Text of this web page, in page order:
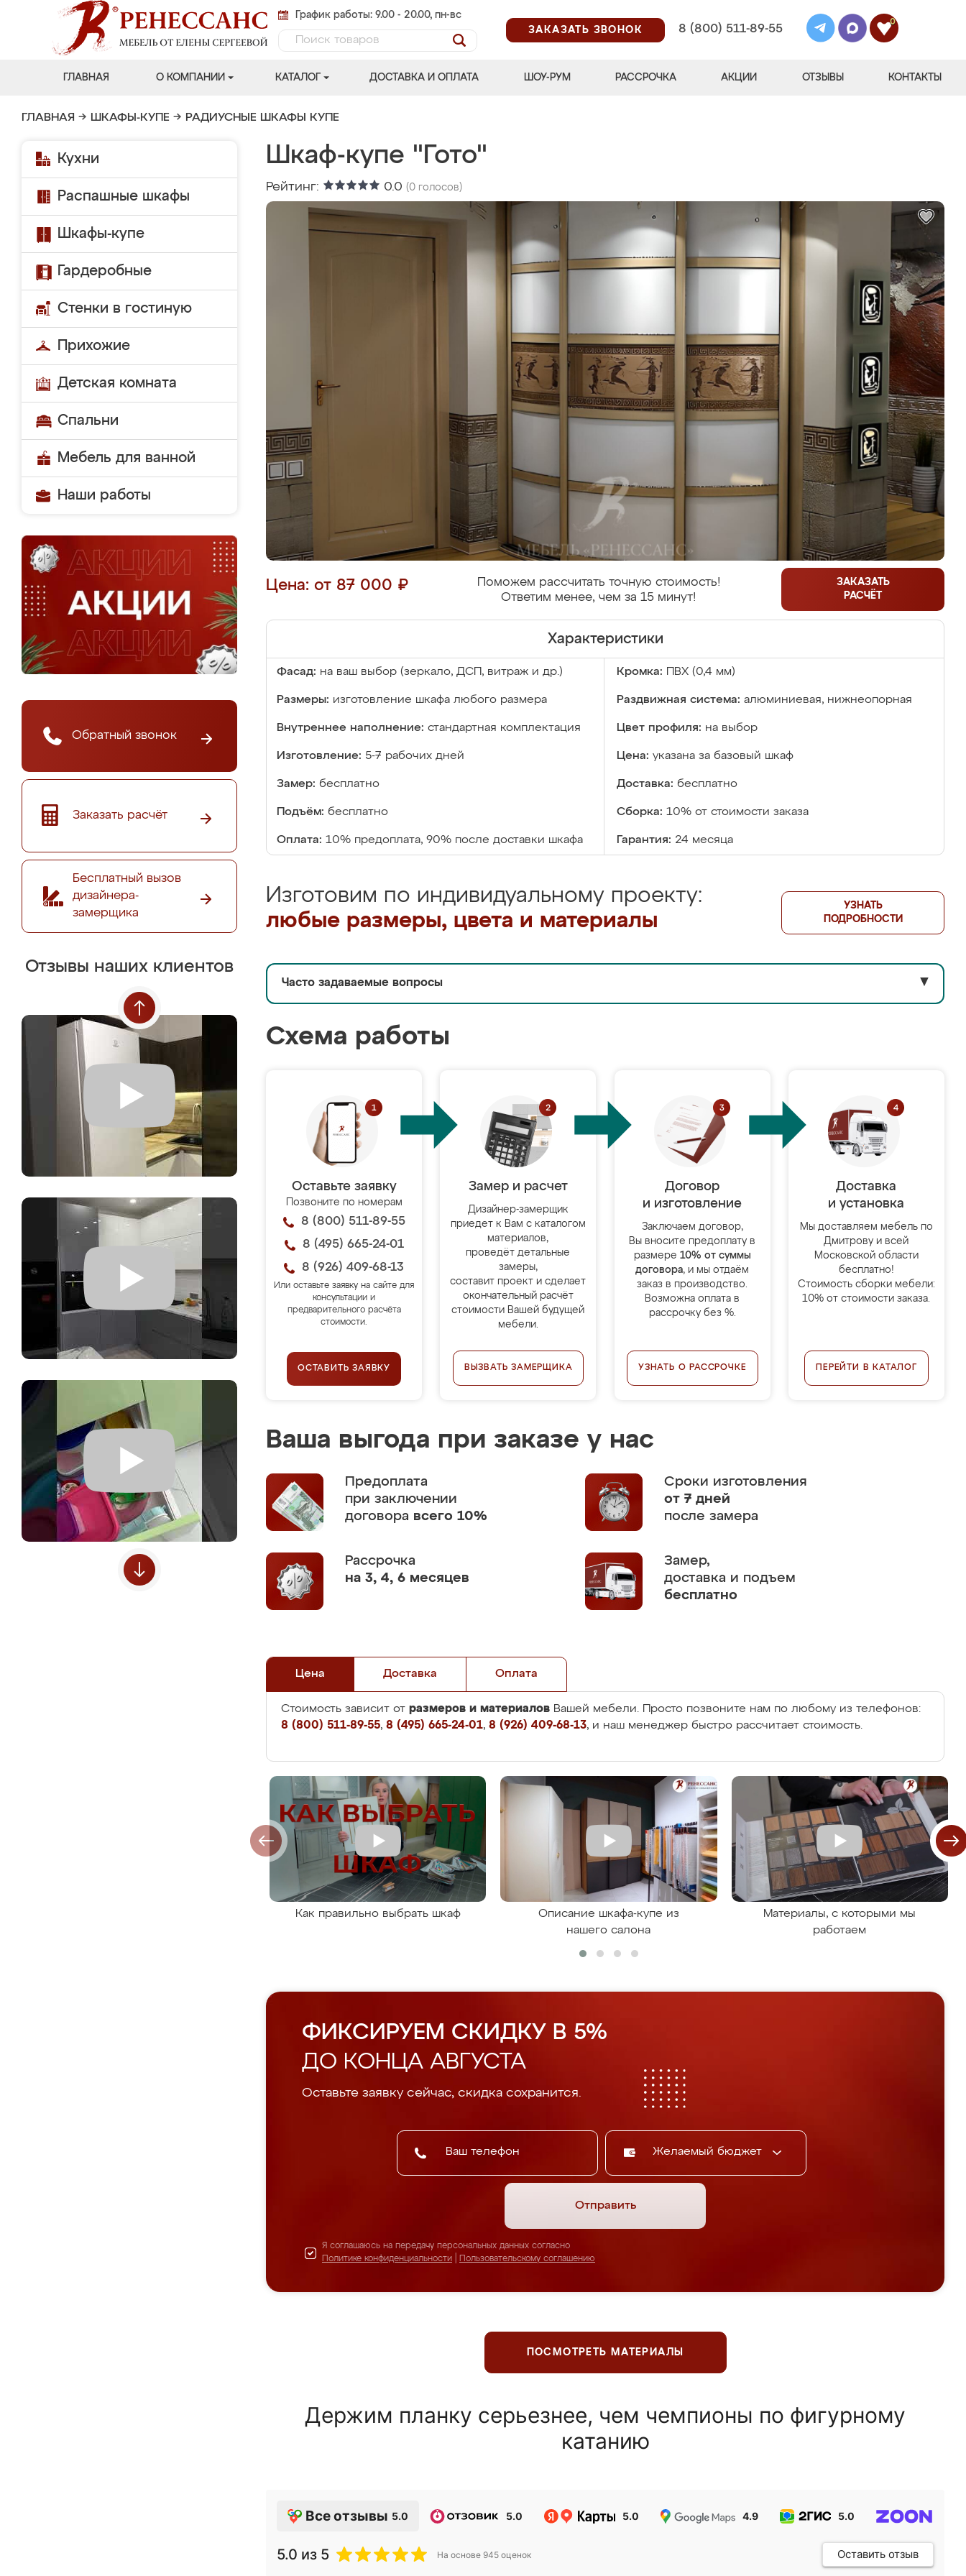
График работы: 9.00 - 20.00, пн-вс
ЗАКАЗАТЬ ЗВОНОК
8 (800) 511-89-55
0
ГЛАВНАЯ О КОМПАНИИ КАТАЛОГ ДОСТАВКА И ОПЛАТА ШОУ-РУМ РАССРОЧКА АКЦИИ ОТЗЫВЫ КОНТАКТЫ
ГЛАВНАЯ → ШКАФЫ-КУПЕ → РАДИУСНЫЕ ШКАФЫ КУПЕ
Кухни
Распашные шкафы
Шкафы-купе
Гардеробные
Стенки в гостиную
Прихожие
Детская комната
Спальни
Мебель для ванной
Наши работы
Обратный звонок
Заказать расчёт
Бесплатный вызов
дизайнера-
замерщика
Отзывы наших клиентов
Шкаф-купе "Гото"
Рейтинг: 0.0 (0 голосов)
Цена: от 87 000 ₽
Поможем рассчитать точную стоимость!
Ответим менее, чем за 15 минут!
ЗАКАЗАТЬ
РАСЧЁТ
Характеристики
Фасад: на ваш выбор (зеркало, ДСП, витраж и др.) Кромка: ПВХ (0,4 мм)
Размеры: изготовление шкафа любого размера Раздвижная система: алюминиевая, нижнеопорная
Внутреннее наполнение: стандартная комплектация Цвет профиля: на выбор
Изготовление: 5-7 рабочих дней Цена: указана за базовый шкаф
Замер: бесплатно Доставка: бесплатно
Подъём: бесплатно Сборка: 10% от стоимости заказа
Оплата: 10% предоплата, 90% после доставки шкафа Гарантия: 24 месяца
Изготовим по индивидуальному проекту:
любые размеры, цвета и материалы
УЗНАТЬ
ПОДРОБНОСТИ
Часто задаваемые вопросы ▼
Схема работы
Оставьте заявку
Позвоните по номерам
8 (800) 511-89-55
8 (495) 665-24-01
8 (926) 409-68-13
Или оставьте заявку на сайте для
консультации и
предварительного расчёта
стоимости.
ОСТАВИТЬ ЗАЯВКУ
Замер и расчет
Дизайнер-замерщик
приедет к Вам с каталогом
материалов,
проведёт детальные
замеры,
составит проект и сделает
окончательный расчёт
стоимости Вашей будущей
мебели.
ВЫЗВАТЬ ЗАМЕРЩИКА
Договор
и изготовление
Заключаем договор,
Вы вносите предоплату в
размере 10% от суммы
договора, и мы отдаём
заказ в производство.
Возможна оплата в
рассрочку без %.
УЗНАТЬ О РАССРОЧКЕ
Доставка
и установка
Мы доставляем мебель по
Дмитрову и всей
Московской области
бесплатно!
Стоимость сборки мебели:
10% от стоимости заказа.
ПЕРЕЙТИ В КАТАЛОГ
Ваша выгода при заказе у нас
Предоплата
при заключении
договора всего 10%
Сроки изготовления
от 7 дней
после замера
Рассрочка
на 3, 4, 6 месяцев
Замер,
доставка и подъем
бесплатно
Цена Доставка Оплата
Стоимость зависит от размеров и материалов Вашей мебели. Просто позвоните нам по любому из телефонов:
8 (800) 511-89-55, 8 (495) 665-24-01, 8 (926) 409-68-13, и наш менеджер быстро рассчитает стоимость.
Как правильно выбрать шкаф
Описание шкафа-купе из
нашего салона
Материалы, с которыми мы
работаем
ФИКСИРУЕМ СКИДКУ В 5%
ДО КОНЦА АВГУСТА
Оставьте заявку сейчас, скидка сохранится.
Желаемый бюджет
Отправить
Я соглашаюсь на передачу персональных данных согласно
Политике конфиденциальности
Пользовательскому соглашению
ПОСМОТРЕТЬ МАТЕРИАЛЫ
Держим планку серьезнее, чем чемпионы по фигурному
катанию
Все отзывы 5.0 5.0 5.0 4.9 5.0
5.0 из 5 На основе 945 оценок Оставить отзыв